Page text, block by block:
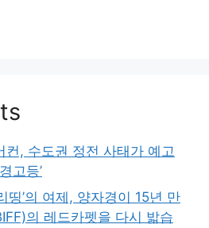
컨, 수도권 정전 사태가 예고
고등’
띵’의 여제, 양자경이 15년 만
의 레드카펫을 다시 밟습